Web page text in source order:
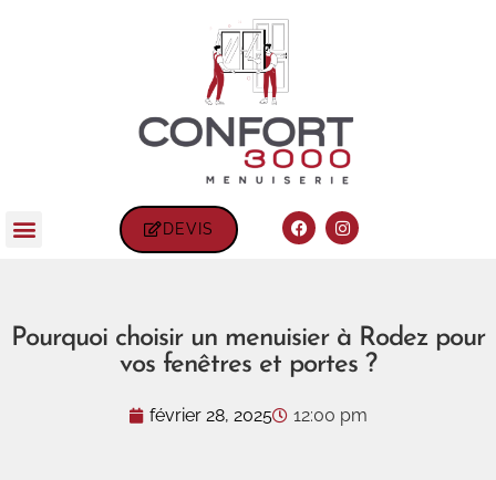
DEVIS
Pourquoi choisir un menuisier à Rodez pour
vos fenêtres et portes ?
février 28, 2025 12:00 pm